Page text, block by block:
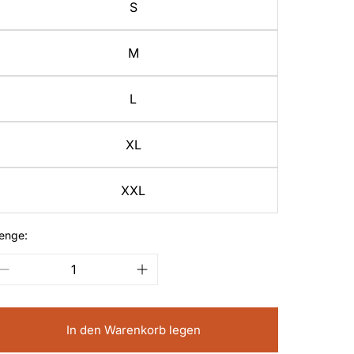
S
M
L
XL
XXL
In den Warenkorb legen